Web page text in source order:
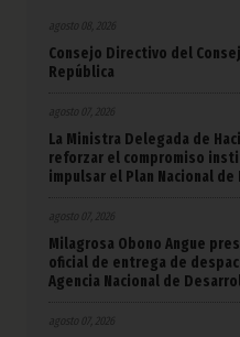
agosto 08, 2026
Consejo Directivo del
República
agosto 07, 2026
La Ministra Delegada de
reforzar el compromiso
impulsar el Plan Nacional
agosto 07, 2026
Milagrosa Obono Angue
oficial de entrega de
Agencia Nacional de
agosto 07, 2026